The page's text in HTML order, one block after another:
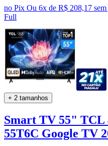
no Pix Ou 6x de R$ 208,17
Full
+ 2 tamanhos
Smart TV 55"
55T6C Google TV